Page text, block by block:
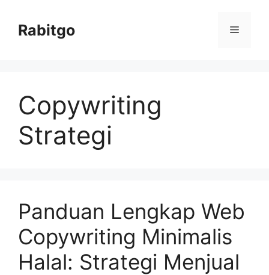
contentRabitgo Menu
Copywriting
Strategi
Panduan Lengkap Web
Copywriting Minimalis
Halal: Strategi Menjual